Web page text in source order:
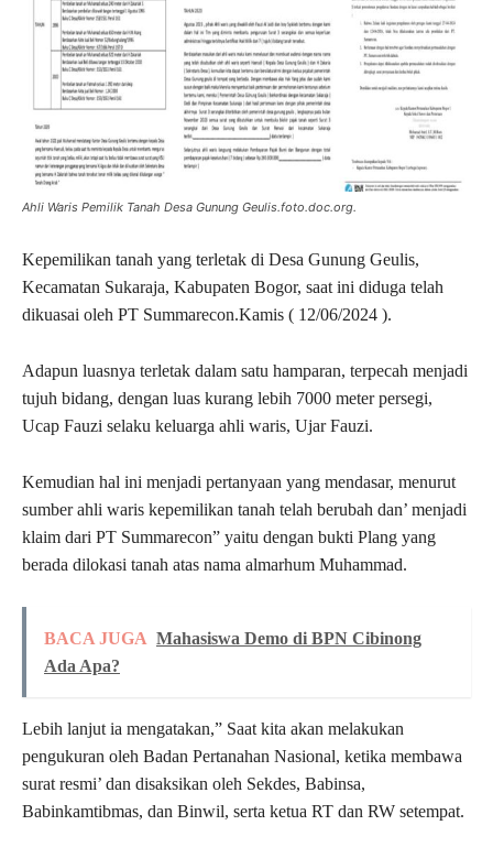
Ahli Waris Pemilik Tanah Desa Gunung Geulis.foto.doc.org.
Kepemilikan tanah yang terletak di Desa Gunung Geulis,
Kecamatan Sukaraja, Kabupaten Bogor, saat ini diduga telah
dikuasai oleh PT Summarecon.Kamis ( 12/06/2024 ).
Adapun luasnya terletak dalam satu hamparan, terpecah menjadi
tujuh bidang, dengan luas kurang lebih 7000 meter persegi,
Ucap Fauzi selaku keluarga ahli waris, Ujar Fauzi.
Kemudian hal ini menjadi pertanyaan yang mendasar, menurut
sumber ahli waris kepemilikan tanah telah berubah dan’ menjadi
klaim dari PT Summarecon” yaitu dengan bukti Plang yang
berada dilokasi tanah atas nama almarhum Muhammad.
BACA JUGA Mahasiswa Demo di BPN Cibinong
Ada Apa?
Lebih lanjut ia mengatakan,” Saat kita akan melakukan
pengukuran oleh Badan Pertanahan Nasional, ketika membawa
surat resmi’ dan disaksikan oleh Sekdes, Babinsa,
Babinkamtibmas, dan Binwil, serta ketua RT dan RW setempat.